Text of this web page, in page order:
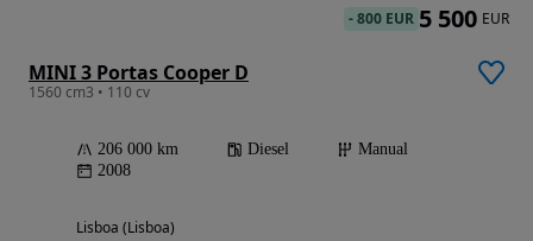
MINI 3 Portas Cooper D
1560 cm3 • 110 cv
206 000 km Diesel
Manual
2008
Lisboa (Lisboa)
-800 EUR 5 500 EUR